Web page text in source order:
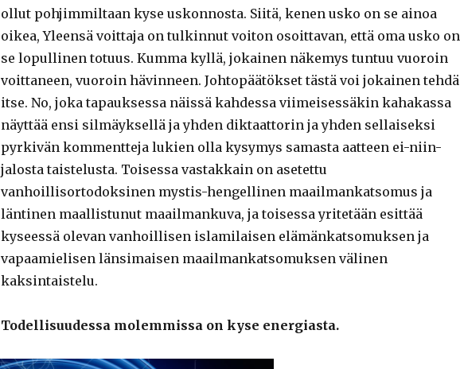
ollut pohjimmiltaan kyse uskonnosta. Siitä, kenen usko on se ainoa
oikea, Yleensä voittaja on tulkinnut voiton osoittavan, että oma usko on
se lopullinen totuus. Kumma kyllä, jokainen näkemys tuntuu vuoroin
voittaneen, vuoroin hävinneen. Johtopäätökset tästä voi jokainen tehdä
itse. No, joka tapauksessa näissä kahdessa viimeisessäkin kahakassa
näyttää ensi silmäyksellä ja yhden diktaattorin ja yhden sellaiseksi
pyrkivän kommentteja lukien olla kysymys samasta aatteen ei-niin-
jalosta taistelusta. Toisessa vastakkain on asetettu
vanhoillisortodoksinen mystis-hengellinen maailmankatsomus ja
läntinen maallistunut maailmankuva, ja toisessa yritetään esittää
kyseessä olevan vanhoillisen islamilaisen elämänkatsomuksen ja
vapaamielisen länsimaisen maailmankatsomuksen välinen
kaksintaistelu.
Todellisuudessa molemmissa on kyse energiasta.